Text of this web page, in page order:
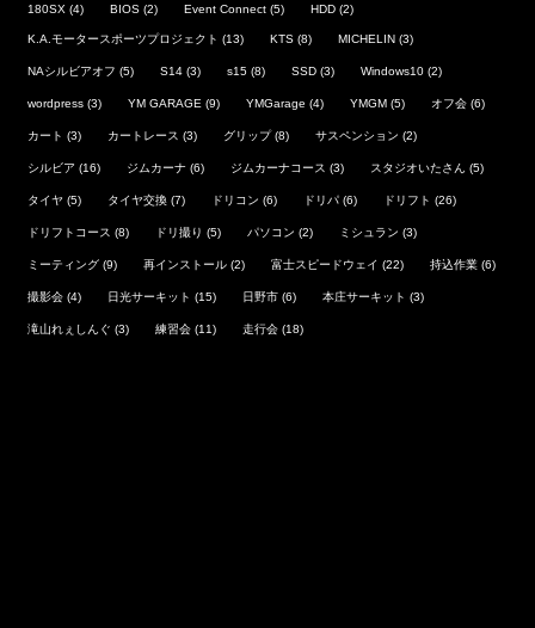
180SX (4) BIOS (2) Event Connect (5) HDD (2)
K.A.モータースポーツプロジェクト (13) KTS (8) MICHELIN (3)
NAシルビアオフ (5) S14 (3) s15 (8) SSD (3) Windows10 (2)
wordpress (3) YM GARAGE (9) YMGarage (4) YMGM (5) オフ会 (6)
カート (3) カートレース (3) グリップ(8) サスペンション (2)
シルビア (16) ジムカーナ (6) ジムカーナコース (3) スタジオいたさん (5)
タイヤ (5) タイヤ交換 (7) ドリコン (6) ドリパ (6) ドリフト (26)
ドリフトコース (8) ドリ撮り (5) パソコン (2) ミシュラン (3)
ミーティング (9) 再インストール (2) 富士スピードウェイ (22) 持込作業 (6)
撮影会 (4) 日光サーキット (15) 日野市 (6) 本庄サーキット (3)
滝山れぇしんぐ (3) 練習会 (11) 走行会 (18)